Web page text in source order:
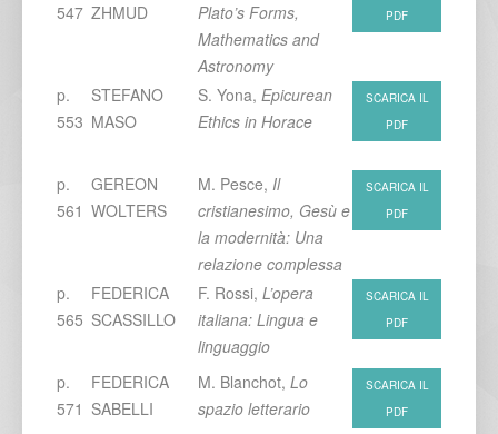
547 ZHMUD
Plato’s Forms,
Mathematics and
Astronomy
PDF
p.
553
STEFANO
MASO
S. Yona, Epicurean
Ethics in Horace
SCARICA IL
PDF
p.
561
GEREON
WOLTERS
M. Pesce, Il
cristianesimo, Gesù e
la modernità: Una
relazione complessa
SCARICA IL
PDF
p.
565
FEDERICA
SCASSILLO
F. Rossi, L’opera
italiana: Lingua e
linguaggio
SCARICA IL
PDF
p.
571
FEDERICA
SABELLI
M. Blanchot, Lo
spazio letterario
SCARICA IL
PDF